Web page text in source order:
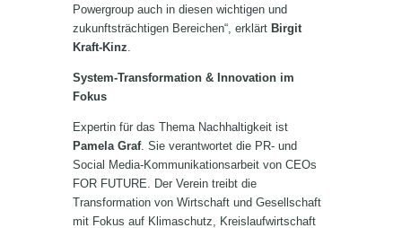
Powergroup auch in diesen wichtigen und
zukunftsträchtigen Bereichen“, erklärt Birgit
Kraft-Kinz.
System-Transformation & Innovation im
Fokus
Expertin für das Thema Nachhaltigkeit ist
Pamela Graf. Sie verantwortet die PR- und
Social Media-Kommunikationsarbeit von CEOs
FOR FUTURE. Der Verein treibt die
Transformation von Wirtschaft und Gesellschaft
mit Fokus auf Klimaschutz, Kreislaufwirtschaft